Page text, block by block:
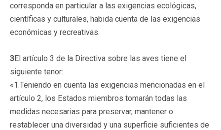
corresponda en particular a las exigencias ecológicas,
científicas y culturales, habida cuenta de las exigencias
económicas y recreativas.
3El artículo 3 de la Directiva sobre las aves tiene el
siguiente tenor:
«1.Teniendo en cuenta las exigencias mencionadas en el
artículo 2, los Estados miembros tomarán todas las
medidas necesarias para preservar, mantener o
restablecer una diversidad y una superficie suficientes de